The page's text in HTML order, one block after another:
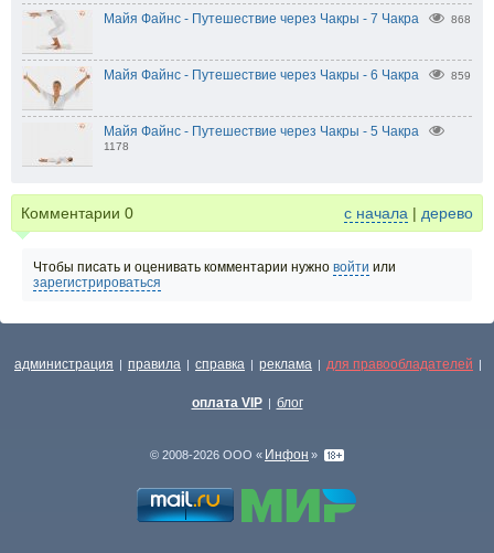
Майя Файнс - Путешествие через Чакры - 7 Чакра 868
Майя Файнс - Путешествие через Чакры - 6 Чакра 859
Майя Файнс - Путешествие через Чакры - 5 Чакра
1178
Комментарии 0 с начала | дерево
Чтобы писать и оценивать комментарии нужно войти или
зарегистрироваться
администрация | правила | справка | реклама | для правообладателей |
оплата VIP | блог
© 2008-2026 ООО « Инфон »